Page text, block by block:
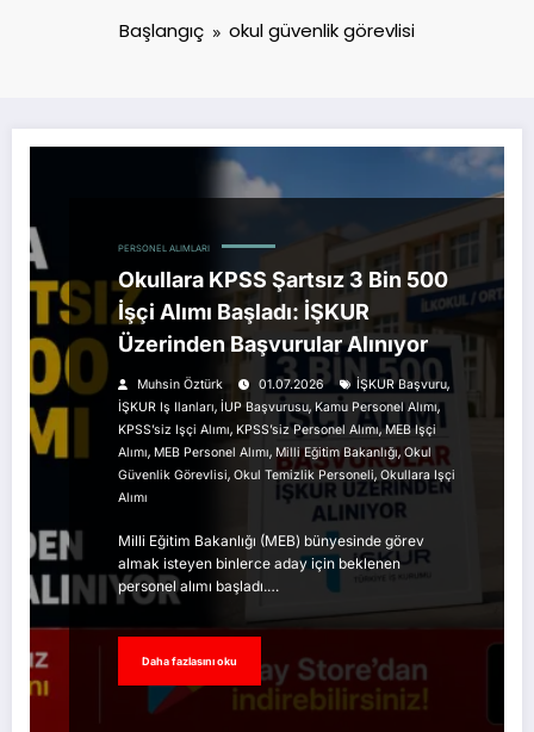
Başlangıç okul güvenlik görevlisi
PERSONEL ALIMLARI
Okullara KPSS Şartsız 3 Bin 500
İşçi Alımı Başladı: İŞKUR
Üzerinden Başvurular Alınıyor
Muhsin Öztürk 01.07.2026 İŞKUR Başvuru,
İŞKUR Iş Ilanları, İUP Başvurusu,Kamu Personel Alımı,
KPSS’siz Işçi Alımı, KPSS’siz Personel Alımı,MEB Işçi
Alımı, MEB Personel Alımı, Milli Eğitim Bakanlığı, Okul
Güvenlik Görevlisi, Okul Temizlik Personeli, Okullara Işçi
Alımı
Milli Eğitim Bakanlığı (MEB) bünyesinde görev
almak isteyen binlerce aday için beklenen
personel alımı başladı.…
Daha fazlasını oku